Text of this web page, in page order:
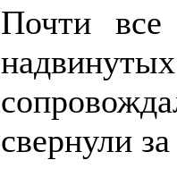
Почти
свернули